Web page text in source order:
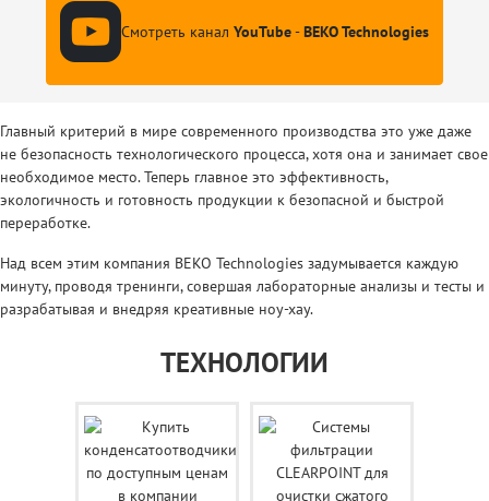
Смотреть канал YouTube-BEKO Technologies
Главный критерий в мире современного производства это уже даже
не безопасность технологического процесса, хотя она и занимает свое
необходимое место. Теперь главное это эффективность,
экологичность и готовность продукции к безопасной и быстрой
переработке.
Над всем этим компания BEKO Technologies задумывается каждую
минуту, проводя тренинги, совершая лабораторные анализы и тесты и
разрабатывая и внедряя креативные ноу-хау.
ТЕХНОЛОГИИ